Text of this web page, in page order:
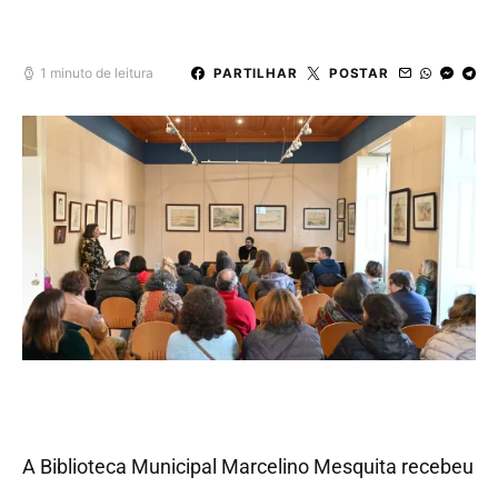
1 minuto de leitura PARTILHAR POSTAR
A Biblioteca Municipal Marcelino Mesquita recebeu